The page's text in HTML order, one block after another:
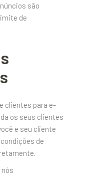
são
de
clientes para e-
os seus clientes
e seu cliente
de